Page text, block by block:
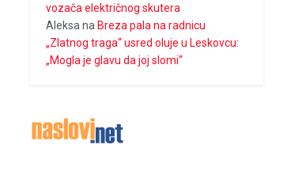
vozača električnog skutera
Aleksa na Breza pala na radnicu
„Zlatnog traga“ usred oluje u Leskovcu:
„Mogla je glavu da joj slomi“